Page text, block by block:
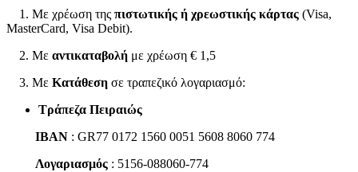
1. Με χρέωση της πιστωτικής ή χρεωστικής κάρτας (Visa,
MasterCard, Visa Debit).
2. Με αντικαταβολή με χρέωση € 1,5
3. Με Κατάθεση σε τραπεζικό λογαριασμό:
Τράπεζα Πειραιώς
IBAN : GR77 0172 1560 0051 5608 8060 774
Λογαριασμός : 5156-088060-774